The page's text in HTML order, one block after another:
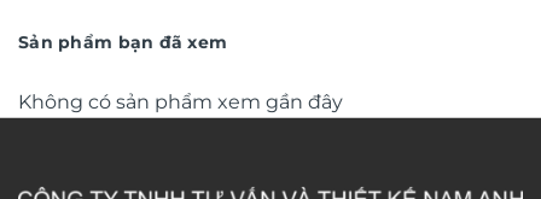
Sản phẩm bạn đã xem
Không có sản phẩm xem gần đây